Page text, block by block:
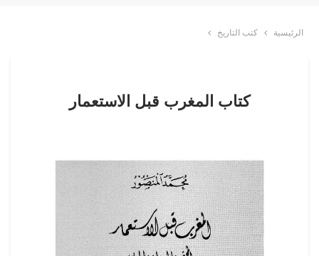
الرئيسية كتب التاريخ
كتاب المغرب قبل الاستعمار